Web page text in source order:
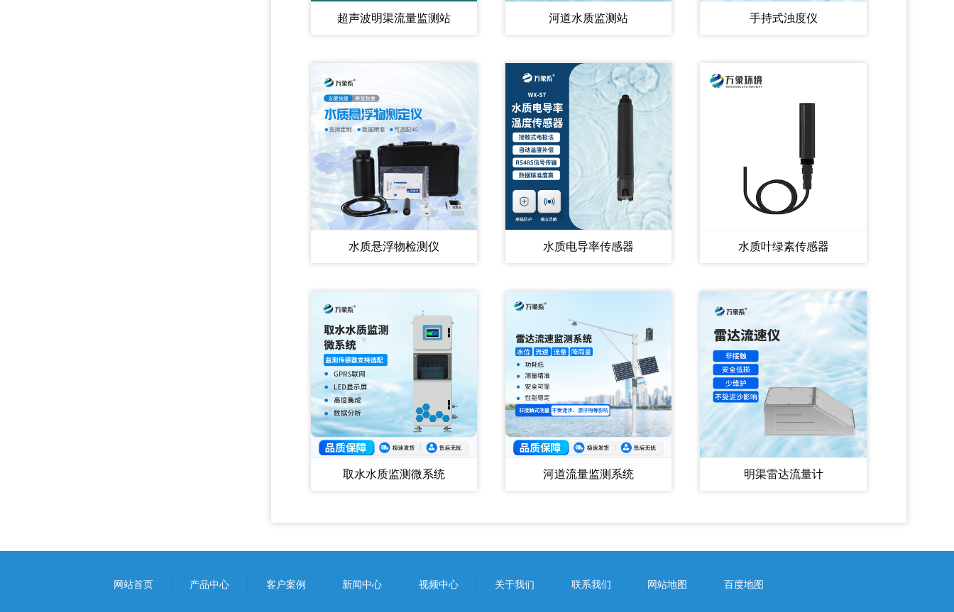
超声波明渠流量监测站 河道水质监测站 手持式浊度仪
水质悬浮物检测仪 水质电导率传感器 水质叶绿素传感器
取水水质监测微系统 河道流量监测系统 明渠雷达流量计
网站首页 产品中心 客户案例 新闻中心 视频中心 关于我们 联系我们 网站地图 百度地图